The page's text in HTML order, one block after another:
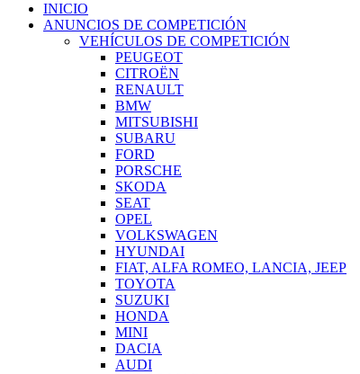
INICIO
ANUNCIOS DE COMPETICIÓN
VEHÍCULOS DE COMPETICIÓN
PEUGEOT
CITROËN
RENAULT
BMW
MITSUBISHI
SUBARU
FORD
PORSCHE
SKODA
SEAT
OPEL
VOLKSWAGEN
HYUNDAI
FIAT, ALFA ROMEO, LANCIA, JEEP
TOYOTA
SUZUKI
HONDA
MINI
DACIA
AUDI